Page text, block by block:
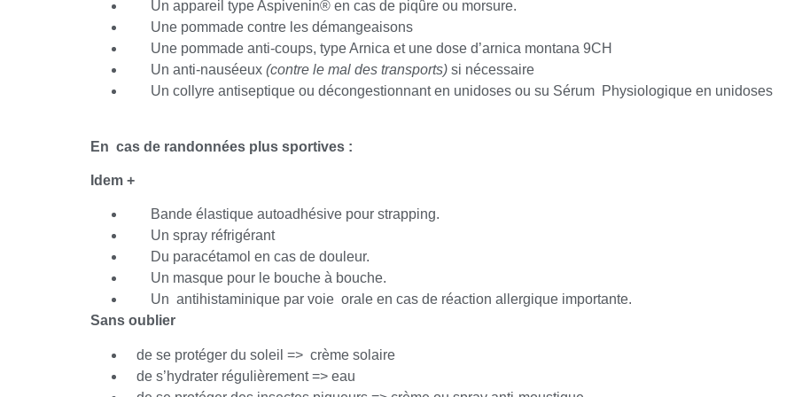
Un appareil type Aspivenin® en cas de piqûre ou morsure.
Une pommade contre les démangeaisons
Une pommade anti-coups, type Arnica et une dose d’arnica montana 9CH
Un anti-nauséeux (contre le mal des transports) si nécessaire
Un collyre antiseptique ou décongestionnant en unidoses ou su Sérum Physiologique en unidoses
En cas de randonnées plus sportives :
Idem +
Bande élastique autoadhésive pour strapping.
Un spray réfrigérant
Du paracétamol en cas de douleur.
Un masque pour le bouche à bouche.
Un antihistaminique par voie orale en cas de réaction allergique importante.
Sans oublier
de se protéger du soleil => crème solaire
de s’hydrater régulièrement => eau